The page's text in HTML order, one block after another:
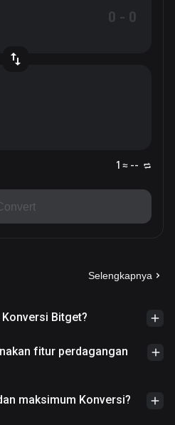
1 ≈ --
Selengkapnya
Bitget?
fitur perdagangan
maksimum Konversi?